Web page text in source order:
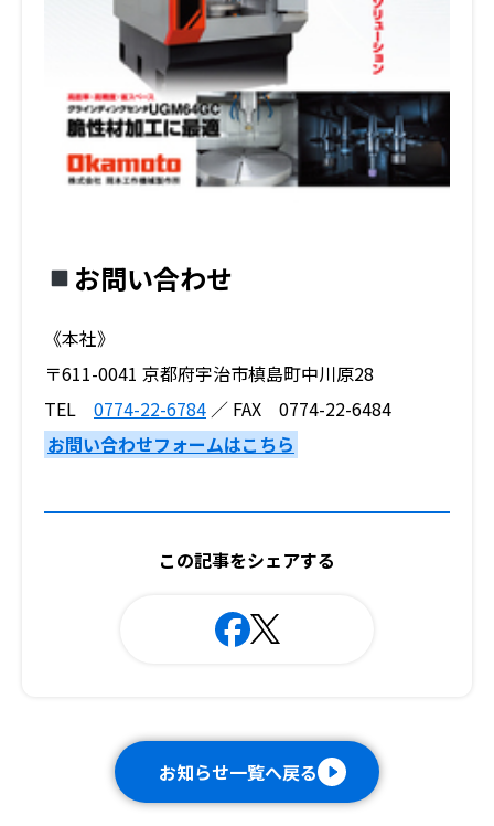
お問い合わせ
《本社》
〒611-0041 京都府宇治市槙島町中川原28
TEL 0774-22-6784 ／ FAX 0774-22-6484
お問い合わせフォームはこちら
この記事をシェアする
お知らせ一覧へ戻る